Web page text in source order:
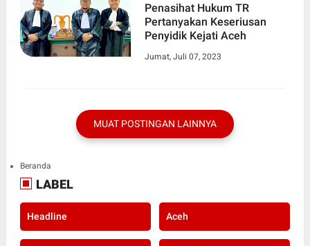
Penasihat Hukum TR
Pertanyakan Keseriusan
Penyidik Kejati Aceh
Jumat, Juli 07, 2023
MUAT POSTINGAN LAINNYA
Beranda
LABEL
Headline Aceh